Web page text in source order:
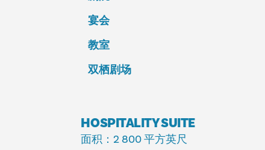
宴会
教室
双栖剧场
HOSPITALITY SUITE
面积 ：2 800 平方英尺